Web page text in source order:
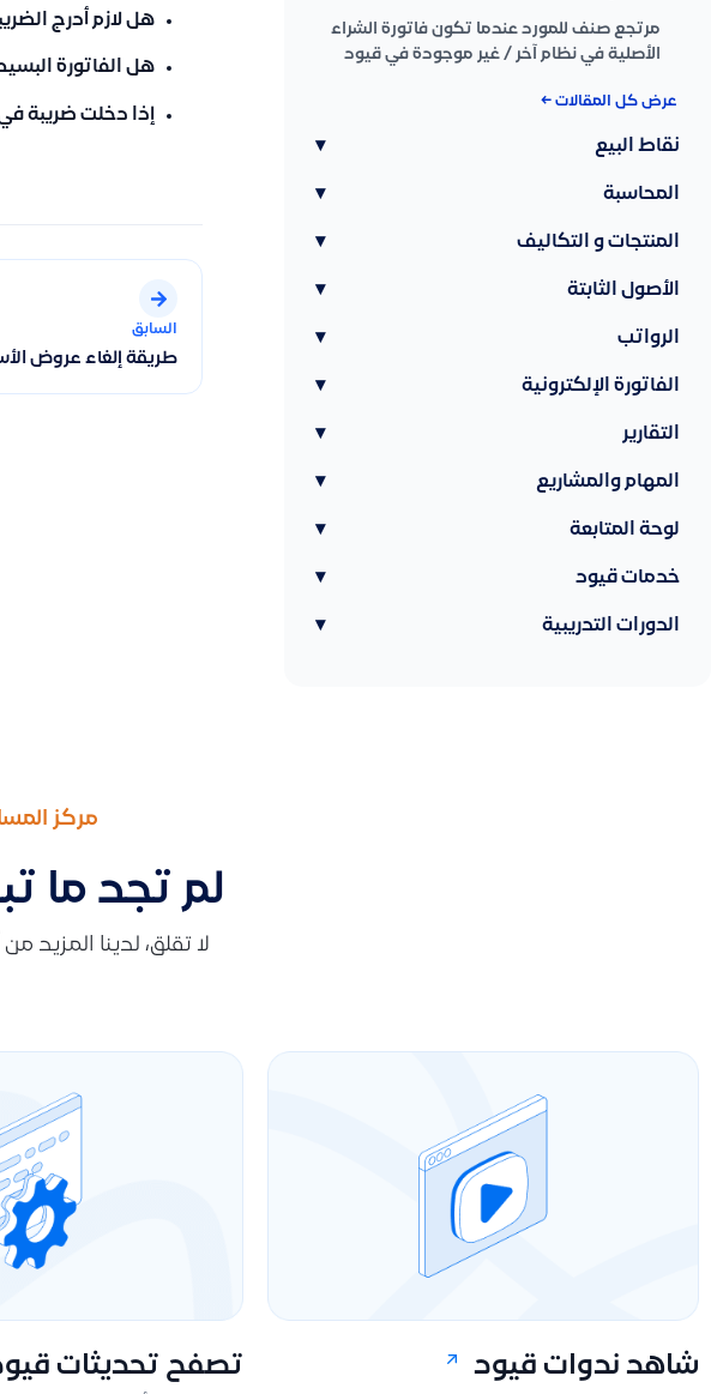
مرتجع صنف للمورد عندما تكون فاتورة الشراء
الأصلية في نظام آخر / غير موجودة في قيود
عرض كل المقالات ←
نقاط البيع ▾
المحاسبة ▾
المنتجات و التكاليف ▾
الأصول الثابتة ▾
الرواتب ▾
الفاتورة الإلكترونية ▾
التقارير ▾
المهام والمشاريع ▾
لوحة المتابعة ▾
خدمات قيود ▾
الدورات التدريبية ▾
هل لازم أدرج
هل الفاتورة
إذا دخلت ضريبة
السابق
طريقة إلغاء عروض
مركز
لم تجد ما
لا تقلق، لدينا المزيد
شاهد ندوات قيود تصفح تحديثات